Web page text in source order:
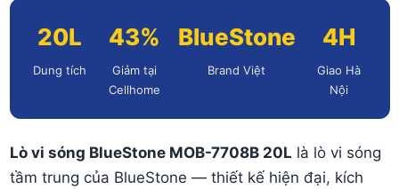
20L
Dung tích
43%
Giảm tại
Cellhome
BlueStone
Brand Việt
4H
Giao Hà
Nội
Lò vi sóng BlueStone MOB-7708B 20L là lò vi sóng
tầm trung của BlueStone — thiết kế hiện đại, kích